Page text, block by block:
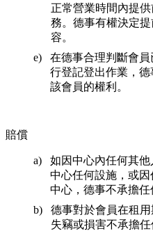
正常營業時間內提
務。德事有權決定
容。
在德事合理判斷會
行登記登出作業，
該會員的權利。
賠償
如因中心內任何其
中心任何設施，或
中心，德事不承擔任
德事對於會員在租
失竊或損害不承擔任